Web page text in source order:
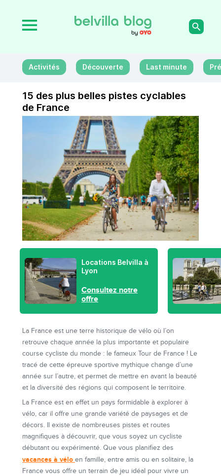
Activités Découverte Last minute
15 des plus belles pistes cyclables
de France
Locations Belvilla à
Lyon
Consultez notre
offre
La France est une terre historique de vélo où l’on
retrouve chaque année la plus importante et populaire
course cycliste du monde : le fameux Tour de France ! Le
tracé de cette épreuve sportive mythique change d’une
année sur l’autre, et permet de mettre en avant la beauté
et la diversité des régions qui composent le territoire.
La France est en effet un pays formidable à explorer à
vélo, car il offre une grande variété de paysages et de
décors. Il existe de nombreuses pistes et routes
magnifiques à découvrir, que vous soyez un cycliste
débutant ou expérimenté. Que vous planifiez des
vacances à vélo en famille, entre amis ou en solitaire, la
France vous offre un terrain de jeu idéal pour vivre un